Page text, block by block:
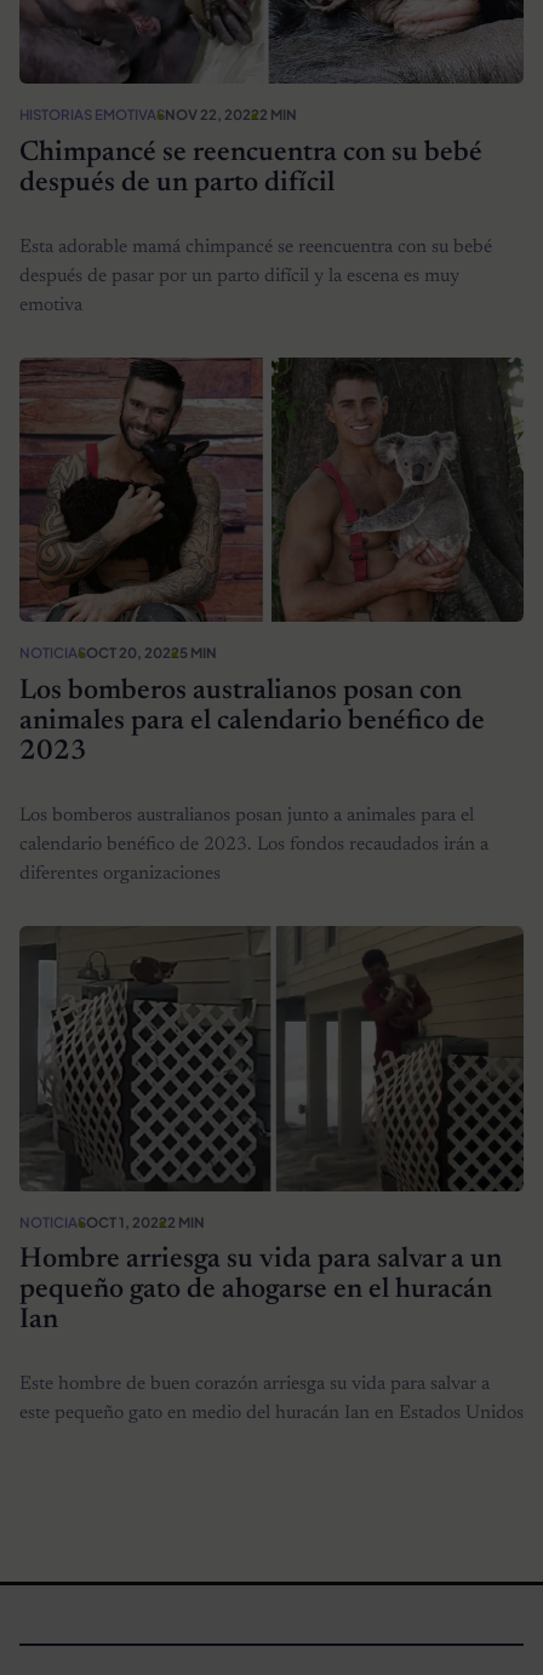
HISTORIAS EMOTIVASNOV 22, 20222 MIN
Chimpancé se reencuentra con su bebé
después de un parto difícil
Esta adorable mamá chimpancé se reencuentra con su bebé
después de pasar por un parto difícil y la escena es muy
emotiva
NOTICIASOCT 20, 20225 MIN
Los bomberos australianos posan con
animales para el calendario benéfico de
2023
Los bomberos australianos posan junto a animales para el
calendario benéfico de 2023. Los fondos recaudados irán a
diferentes organizaciones
NOTICIASOCT 1, 20222 MIN
Hombre arriesga su vida para salvar a un
pequeño gato de ahogarse en el huracán
Ian
Este hombre de buen corazón arriesga su vida para salvar a
este pequeño gato en medio del huracán Ian en Estados Unidos